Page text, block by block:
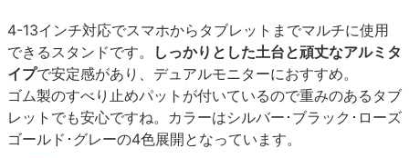
4-13インチ対応でスマホからタブレットまでマルチに使用
できるスタンドです。
しっかりとした土台と頑丈なアルミタ
イプで安定感があり、デュアルモニターにおすすめ。
ゴム製のすべり止めパットが付いているので重みのあるタブ
レットでも安心ですね。カラーはシルバー･ブラック･ローズ
ゴールド･グレーの4色展開となっています。